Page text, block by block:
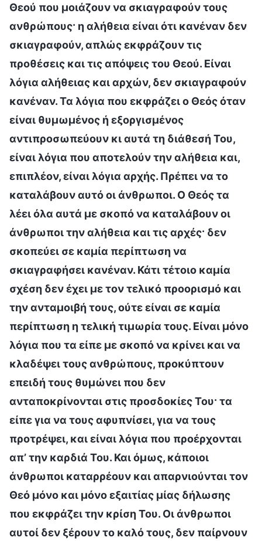
Θεού που μοιάζουν να σκιαγραφούν τους
ανθρώπους· η αλήθεια είναι ότι κανέναν δεν
σκιαγραφούν, απλώς εκφράζουν τις
προθέσεις και τις απόψεις του Θεού. Είναι
λόγια αλήθειας και αρχών, δεν σκιαγραφούν
κανέναν. Τα λόγια που εκφράζει ο Θεός όταν
είναι θυμωμένος ή εξοργισμένος
αντιπροσωπεύουν κι αυτά τη διάθεσή Του,
είναι λόγια που αποτελούν την αλήθεια και,
επιπλέον, είναι λόγια αρχής. Πρέπει να το
καταλάβουν αυτό οι άνθρωποι. Ο Θεός τα
λέει όλα αυτά με σκοπό να καταλάβουν οι
άνθρωποι την αλήθεια και τις αρχές· δεν
σκοπεύει σε καμία περίπτωση να
σκιαγραφήσει κανέναν. Κάτι τέτοιο καμία
σχέση δεν έχει με τον τελικό προορισμό και
την ανταμοιβή τους, ούτε είναι σε καμία
περίπτωση η τελική τιμωρία τους. Είναι μόνο
λόγια που τα είπε με σκοπό να κρίνει και να
κλαδέψει τους ανθρώπους, προκύπτουν
επειδή τους θυμώνει που δεν
ανταποκρίνονται στις προσδοκίες Του· τα
είπε για να τους αφυπνίσει, για να τους
προτρέψει, και είναι λόγια που προέρχονται
απ’ την καρδιά Του. Και όμως, κάποιοι
άνθρωποι καταρρέουν και απαρνιούνται τον
Θεό μόνο και μόνο εξαιτίας μίας δήλωσης
που εκφράζει την κρίση Του. Οι άνθρωποι
αυτοί δεν ξέρουν το καλό τους, δεν παίρνουν